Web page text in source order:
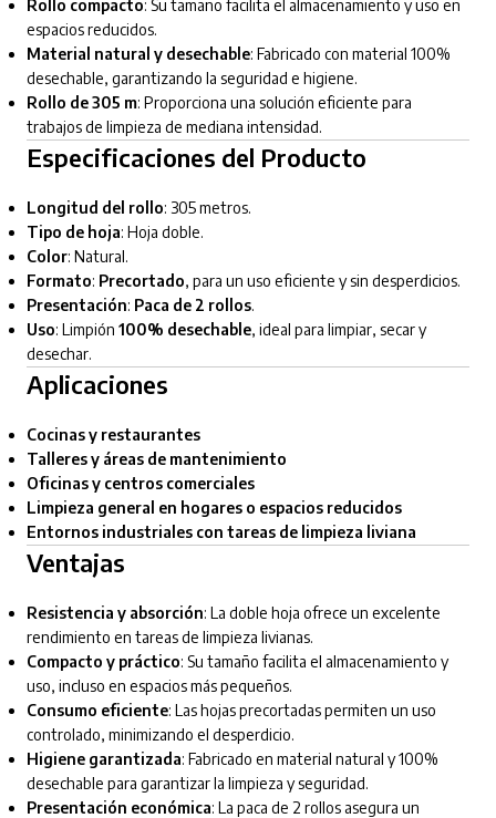
Rollo compacto: Su tamaño facilita el almacenamiento y uso en
espacios reducidos.
Material natural y desechable: Fabricado con material 100%
desechable, garantizando la seguridad e higiene.
Rollo de 305 m: Proporciona una solución eficiente para
trabajos de limpieza de mediana intensidad.
Especificaciones del Producto
Longitud del rollo: 305 metros.
Tipo de hoja: Hoja doble.
Color: Natural.
Formato: Precortado, para un uso eficiente y sin desperdicios.
Presentación: Paca de 2 rollos.
Uso: Limpión 100% desechable, ideal para limpiar, secar y
desechar.
Aplicaciones
Cocinas y restaurantes
Talleres y áreas de mantenimiento
Oficinas y centros comerciales
Limpieza general en hogares o espacios reducidos
Entornos industriales con tareas de limpieza liviana
Ventajas
Resistencia y absorción: La doble hoja ofrece un excelente
rendimiento en tareas de limpieza livianas.
Compacto y práctico: Su tamaño facilita el almacenamiento y
uso, incluso en espacios más pequeños.
Consumo eficiente: Las hojas precortadas permiten un uso
controlado, minimizando el desperdicio.
Higiene garantizada: Fabricado en material natural y 100%
desechable para garantizar la limpieza y seguridad.
Presentación económica: La paca de 2 rollos asegura un